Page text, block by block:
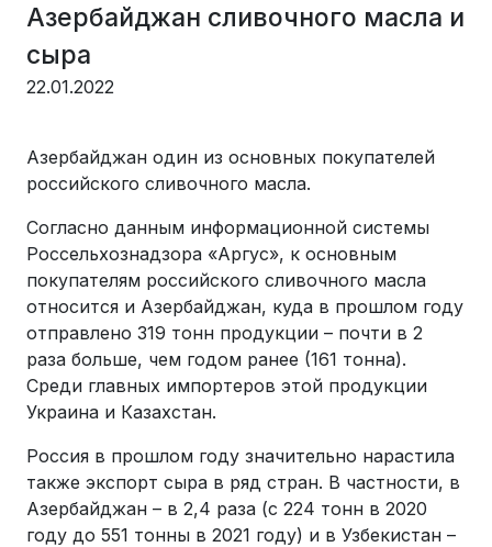
Азербайджан сливочного масла и
сыра
22.01.2022
Азербайджан один из основных покупателей
российского сливочного масла.
Согласно данным информационной системы
Россельхознадзора «Аргус», к основным
покупателям российского сливочного масла
относится и Азербайджан, куда в прошлом году
отправлено 319 тонн продукции – почти в 2
раза больше, чем годом ранее (161 тонна).
Среди главных импортеров этой продукции
Украина и Казахстан.
Россия в прошлом году значительно нарастила
также экспорт сыра в ряд стран. В частности, в
Азербайджан – в 2,4 раза (с 224 тонн в 2020
году до 551 тонны в 2021 году) и в Узбекистан –